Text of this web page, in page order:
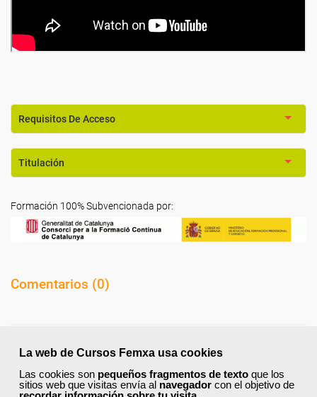
La web de Cursos Femxa usa cookies
Las cookies son pequeños fragmentos de texto que los
sitios web que visitas envía al navegador con el objetivo de
Requisitos De Acceso
Titulación
Formación 100% Subvencionada por:
Comentarios (0)
Preguntas frecuentes sobre la
formación de Femxa